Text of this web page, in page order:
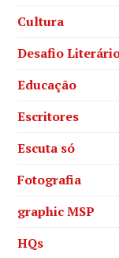
Cultura
Desafio
Educação
Escritores
Escuta só
Fotografia
graphic MSP
HQs